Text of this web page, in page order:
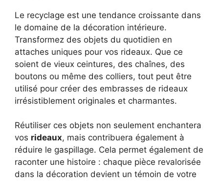
Le recyclage est une tendance croissante dans
le domaine de la décoration intérieure.
Transformez des objets du quotidien en
attaches uniques pour vos rideaux. Que ce
soient de vieux ceintures, des chaînes, des
boutons ou même des colliers, tout peut être
utilisé pour créer des embrasses de rideaux
irrésistiblement originales et charmantes.
Réutiliser ces objets non seulement enchantera
vos rideaux, mais contribuera également à
réduire le gaspillage. Cela permet également de
raconter une histoire : chaque pièce revalorisée
dans la décoration devient un témoin de votre